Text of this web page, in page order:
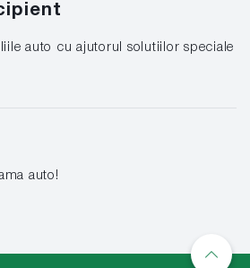
auto cu ajutorul solutiilor speciale
auto!